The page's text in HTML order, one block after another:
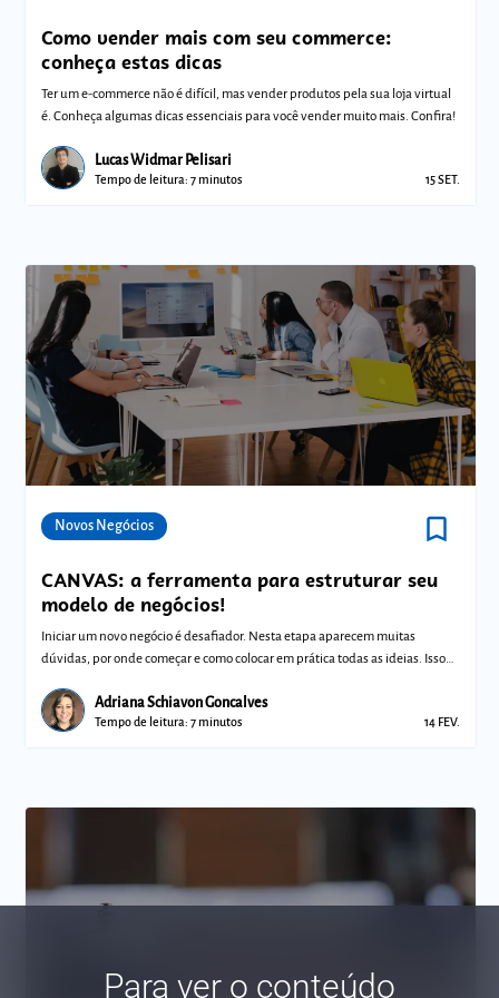
Como vender mais com seu commerce:
conheça estas dicas
Ter um e-commerce não é difícil, mas vender produtos pela sua loja virtual
é. Conheça algumas dicas essenciais para você vender muito mais. Confira!
Lucas Widmar Pelisari
Tempo de leitura: 7 minutos 15 SET.
Novos Negócios bookmark_border
CANVAS: a ferramenta para estruturar seu
modelo de negócios!
Iniciar um novo negócio é desafiador. Nesta etapa aparecem muitas
dúvidas, por onde começar e como colocar em prática todas as ideias. Isso
Adriana Schiavon Goncalves
Tempo de leitura: 7 minutos 14 FEV.
Para ver o conteúdo